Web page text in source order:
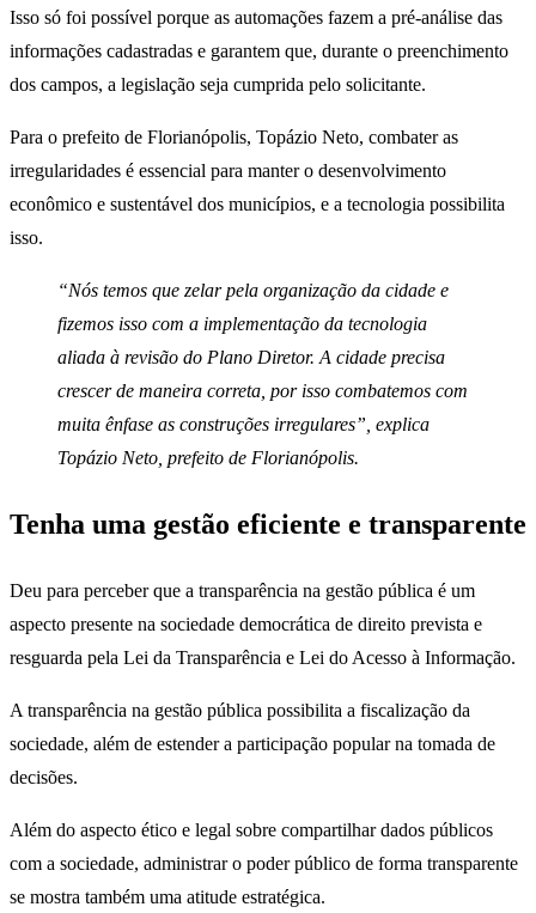
Isso só foi possível porque as automações fazem a pré-análise das
informações cadastradas e garantem que, durante o preenchimento
dos campos, a legislação seja cumprida pelo solicitante.
Para o prefeito de Florianópolis, Topázio Neto, combater as
irregularidades é essencial para manter o desenvolvimento
econômico e sustentável dos municípios, e a tecnologia possibilita
isso.
“Nós temos que zelar pela organização da cidade e
fizemos isso com a implementação da tecnologia
aliada à revisão do Plano Diretor. A cidade precisa
crescer de maneira correta, por isso combatemos com
muita ênfase as construções irregulares”, explica ​
Topázio Neto, prefeito​ de Florianópolis​.
Tenha uma gestão eficiente e transparente
Deu para perceber que a transparência na gestão pública é um
aspecto presente na sociedade democrática de direito prevista e
resguarda pela Lei da Transparência e Lei do Acesso à Informação.
A transparência na gestão pública possibilita a fiscalização da
sociedade, além de estender a participação popular na tomada de
decisões.
Além do aspecto ético e legal sobre compartilhar dados públicos
com a sociedade, administrar o poder público de forma transparente
se mostra também uma atitude estratégica.